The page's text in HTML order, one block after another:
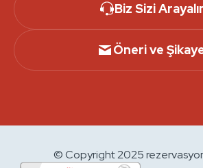
Biz Sizi
Öneri ve
© Copyright 2025